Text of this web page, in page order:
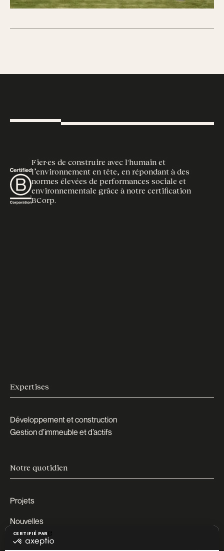
Fier·es de construire avec l'humain et
l’environnement en tête, en répondant à des
normes élevées de performances sociale et
environnementale grâce à notre certification
BCorp.
Expertises
Développement et construction
Gestion d’immeuble et d’actifs
Notre quotidien
Projets
Nouvelles
Carrières